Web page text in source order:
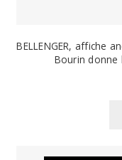
BELLENGER, affiche
Bourin donne